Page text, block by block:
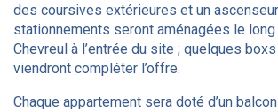
des coursives extérieures et un
stationnements seront aménagées le long
Chevreul à l’entrée du site ; quelques
viendront compléter l’offre.
Chaque appartement sera doté d’un balcon